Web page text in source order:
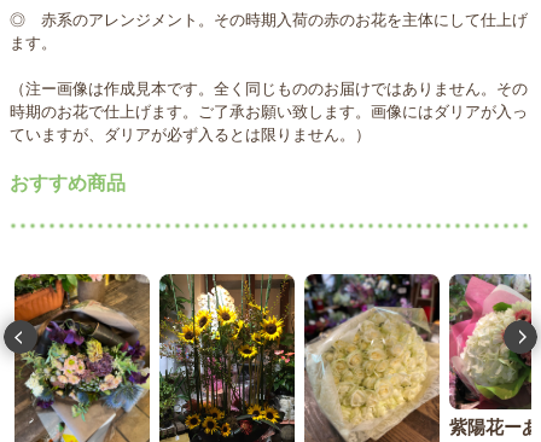
◎ 赤系のアレンジメント。その時期入荷の赤のお花を主体にして仕上げ
ます。
（注ー画像は作成見本です。全く同じもののお届けではありません。その
時期のお花で仕上げます。ご了承お願い致します。画像にはダリアが入っ
ていますが、ダリアが必ず入るとは限りません。）
おすすめ商品
紫陽花ー